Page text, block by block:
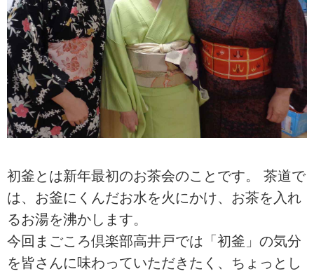
初釜とは新年最初のお茶会のことです。 茶道で
は、お釜にくんだお水を火にかけ、お茶を入れ
るお湯を沸かします。
今回まごころ倶楽部高井戸では「初釜」の気分
を皆さんに味わっていただきたく、ちょっとし